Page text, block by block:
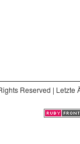
Reserved |